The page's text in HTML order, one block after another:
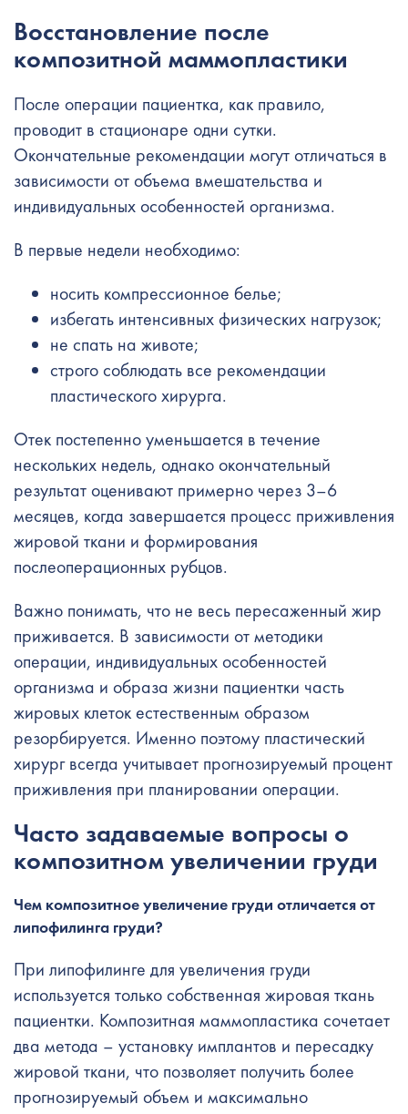
Восстановление после
композитной маммопластики
После операции пациентка, как правило,
проводит в стационаре одни сутки.
Окончательные рекомендации могут отличаться в
зависимости от объема вмешательства и
индивидуальных особенностей организма.
В первые недели необходимо:
носить компрессионное белье;
избегать интенсивных физических нагрузок;
не спать на животе;
строго соблюдать все рекомендации
пластического хирурга.
Отек постепенно уменьшается в течение
нескольких недель, однако окончательный
результат оценивают примерно через 3–6
месяцев, когда завершается процесс приживления
жировой ткани и формирования
послеоперационных рубцов.
Важно понимать, что не весь пересаженный жир
приживается. В зависимости от методики
операции, индивидуальных особенностей
организма и образа жизни пациентки часть
жировых клеток естественным образом
резорбируется. Именно поэтому пластический
хирург всегда учитывает прогнозируемый процент
приживления при планировании операции.
Часто задаваемые вопросы о
композитном увеличении груди
Чем композитное увеличение груди отличается от
липофилинга груди?
При липофилинге для увеличения груди
используется только собственная жировая ткань
пациентки. Композитная маммопластика сочетает
два метода – установку имплантов и пересадку
жировой ткани, что позволяет получить более
прогнозируемый объем и максимально